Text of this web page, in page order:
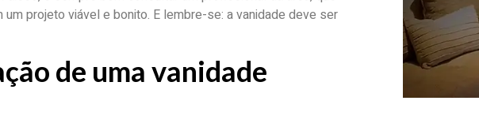
projeto viável e bonito. E lembre-se: a vanidade deve ser
de uma vanidade